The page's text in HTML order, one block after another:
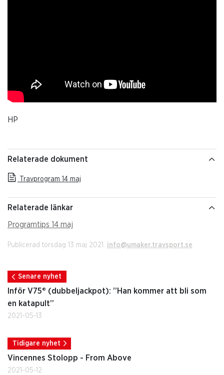
HP
Relaterade dokument
Travprogram 14 maj
Relaterade länkar
Programtips 14 maj
Publicerad torsdag 13 maj 2021. info@umaker.travsport.se
Senare nyhet
Inför V75® (dubbeljackpot): ”Han kommer att bli som
en katapult”
2021-05-13
Tidigare nyhet
Vincennes Stolopp - From Above
2021-05-12